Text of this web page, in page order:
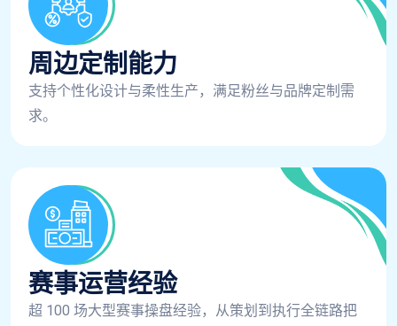
周边定制能力
支持个性化设计与柔性生产，满足粉丝与品牌定制需
求。
赛事运营经验
超 100 场大型赛事操盘经验，从策划到执行全链路把